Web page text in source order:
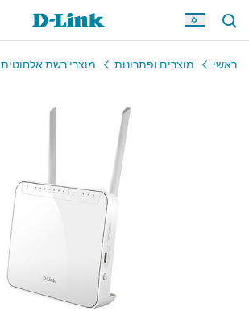
ראשי מוצרים ופתרונות מוצרי רשת אלחוטית